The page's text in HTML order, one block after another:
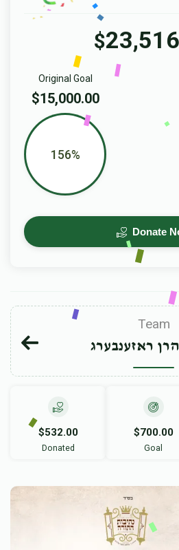
$
Original Goal
$15,000.00
156%
Donate
Team
ראזענבערג
$532.00
Donated
$700.00
Goal